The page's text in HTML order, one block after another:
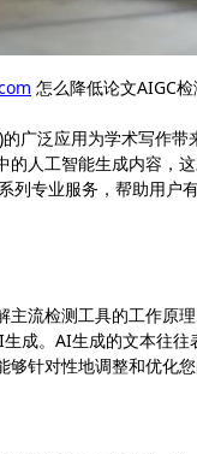
怎么降低论文AIGC
广泛应用为学术写作
的人工智能生成内容，
专业服务，帮助用户
流检测工具的工作原
成。AI生成的文本往
针对性地调整和优化